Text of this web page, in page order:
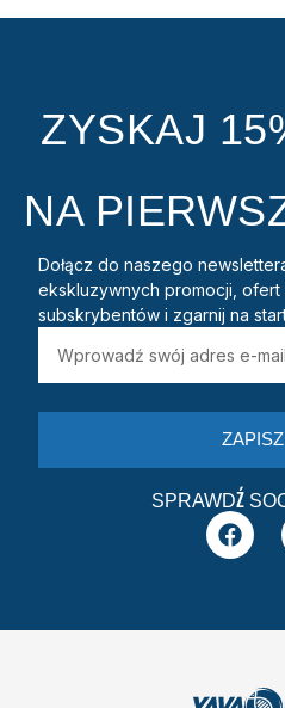
ZYSKAJ
NA
Dołącz do naszego
ekskluzywnych promocji,
subskrybentów i zgarnij na
ZAPISZ
SPRAWDŹ
F
a
k